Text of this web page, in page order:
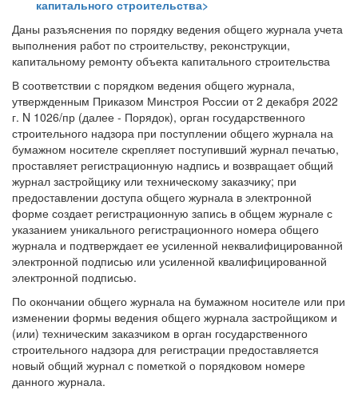
капитального строительства>
Даны разъяснения по порядку ведения общего журнала учета
выполнения работ по строительству, реконструкции,
капитальному ремонту объекта капитального строительства
В соответствии с порядком ведения общего журнала,
утвержденным Приказом Минстроя России от 2 декабря 2022
г. N 1026/пр (далее - Порядок), орган государственного
строительного надзора при поступлении общего журнала на
бумажном носителе скрепляет поступивший журнал печатью,
проставляет регистрационную надпись и возвращает общий
журнал застройщику или техническому заказчику; при
предоставлении доступа общего журнала в электронной
форме создает регистрационную запись в общем журнале с
указанием уникального регистрационного номера общего
журнала и подтверждает ее усиленной неквалифицированной
электронной подписью или усиленной квалифицированной
электронной подписью.
По окончании общего журнала на бумажном носителе или при
изменении формы ведения общего журнала застройщиком и
(или) техническим заказчиком в орган государственного
строительного надзора для регистрации предоставляется
новый общий журнал с пометкой о порядковом номере
данного журнала.